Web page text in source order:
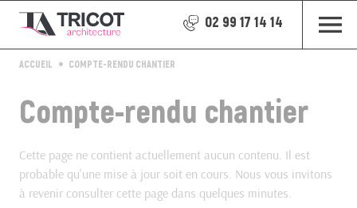
02 99 17 14 14
ACCUEIL COMPTE-RENDU CHANTIER
Compte-rendu chantier
Cette page ne contient actuellement aucun contenu. Il est
probable qu'une mise à jour soit en cours. Nous vous invitons
à revenir consulter cette page dans quelques minutes.